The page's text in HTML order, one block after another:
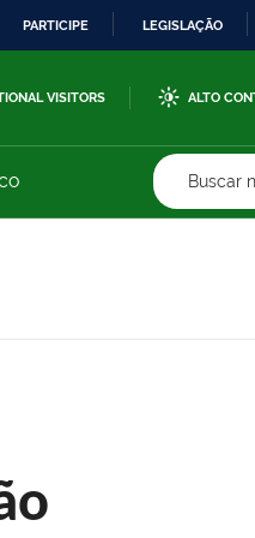
PARTICIPE LEGISLAÇÃO
VISITORS ALTO
Buscar